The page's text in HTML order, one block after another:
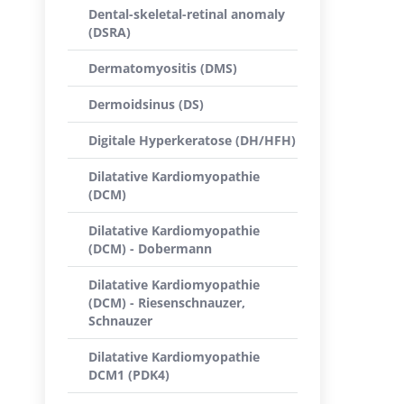
Dental-skeletal-retinal anomaly
(DSRA)
Dermatomyositis (DMS)
Dermoidsinus (DS)
Digitale Hyperkeratose (DH/HFH)
Dilatative Kardiomyopathie
(DCM)
Dilatative Kardiomyopathie
(DCM) - Dobermann
Dilatative Kardiomyopathie
(DCM) - Riesenschnauzer,
Schnauzer
Dilatative Kardiomyopathie
DCM1 (PDK4)